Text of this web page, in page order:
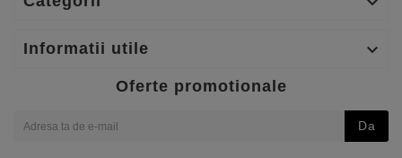
Informatii utile 
Oferte promotionale
Da